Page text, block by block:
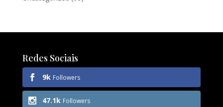
Redes Sociais
9k Followers
47.1k Followers